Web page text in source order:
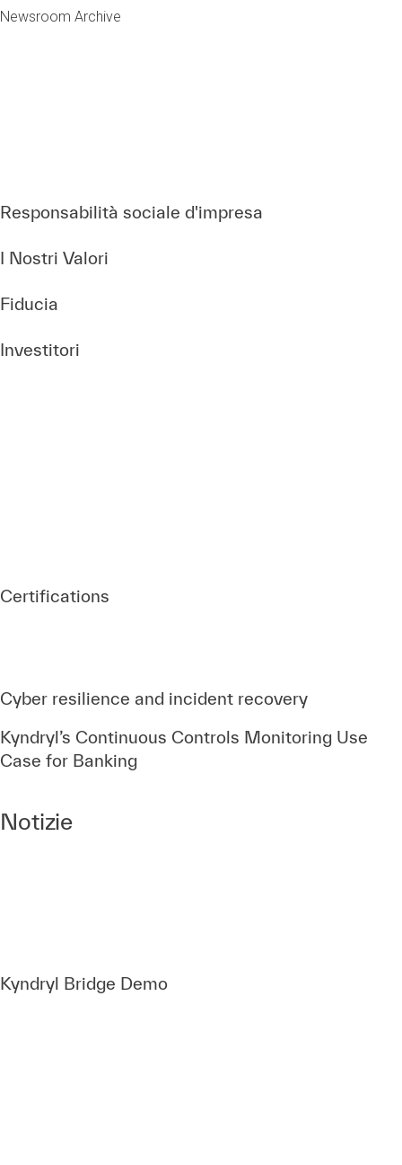
Newsroom Archive
Responsabilità sociale d'impresa
I Nostri Valori
Fiducia
Investitori
Certifications
Cyber resilience and incident recovery
Kyndryl’s Continuous Controls Monitoring Use
Case for Banking
Notizie
Kyndryl Bridge Demo